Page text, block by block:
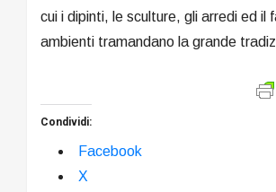
cui i dipinti, le sculture, gli arredi ed il
ambienti tramandano la grande
Condividi:
Facebook
X